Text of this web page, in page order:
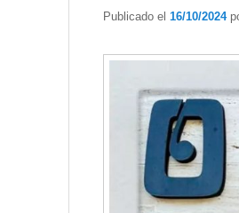
Publicado el 16/10/2024